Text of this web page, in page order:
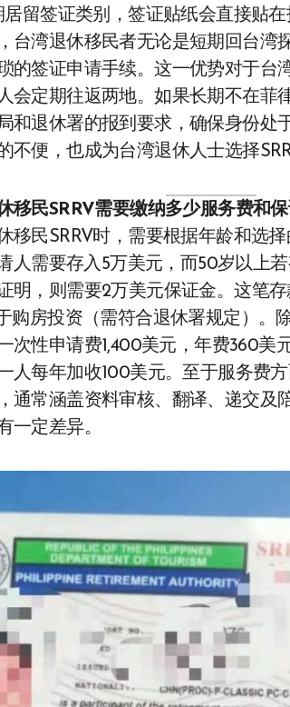
居留签证类别，签证贴纸会直接贴
台湾退休移民者无论是短期回台湾
的签证申请手续。这一优势对于台
会定期往返两地。如果长期不在菲
和退休署的报到要求，确保身份处
不便，也成为台湾退休人士选择
移民SRRV需要缴纳多少服务费和
移民SRRV时，需要根据年龄和选
人需要存入5万美元，而50岁以上
明，则需要2万美元保证金。这笔
购房投资（需符合退休署规定）。
次性申请费1,400美元，年费360美
人每年加收100美元。至于服务费
通常涵盖资料审核、翻译、递交及
一定差异。